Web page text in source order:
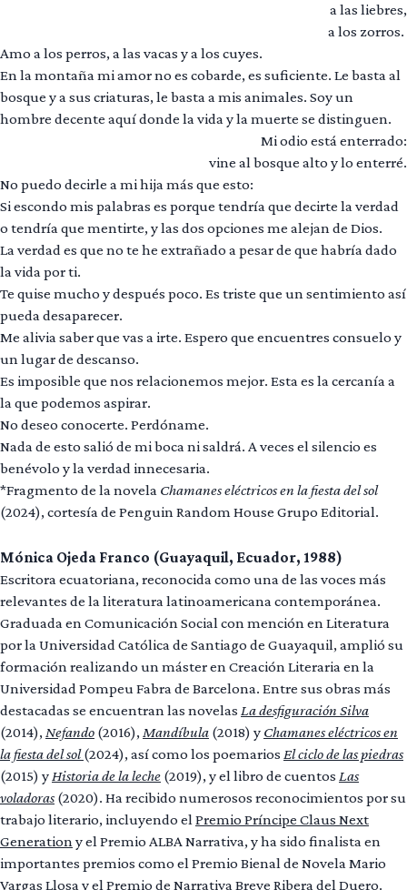
a las liebres,
a los zorros.
Amo a los perros, a las vacas y a los cuyes.
En la montaña mi amor no es cobarde, es suficiente. Le basta al
bosque y a sus criaturas, le basta a mis animales. Soy un
hombre decente aquí donde la vida y la muerte se distinguen.
Mi odio está enterrado:
vine al bosque alto y lo enterré.
No puedo decirle a mi hija más que esto:
Si escondo mis palabras es porque tendría que decirte la verdad
o tendría que mentirte, y las dos opciones me alejan de Dios.
La verdad es que no te he extrañado a pesar de que habría dado
la vida por ti.
Te quise mucho y después poco. Es triste que un sentimiento así
pueda desaparecer.
Me alivia saber que vas a irte. Espero que encuentres consuelo y
un lugar de descanso.
Es imposible que nos relacionemos mejor. Esta es la cercanía a
la que podemos aspirar.
No deseo conocerte. Perdóname.
Nada de esto salió de mi boca ni saldrá. A veces el silencio es
benévolo y la verdad innecesaria.
*Fragmento de la novela Chamanes eléctricos en la fiesta del sol
(2024), cortesía de Penguin Random House Grupo Editorial.
Mónica Ojeda Franco (Guayaquil, Ecuador, 1988)
Escritora ecuatoriana, reconocida como una de las voces más
relevantes de la literatura latinoamericana contemporánea.
Graduada en Comunicación Social con mención en Literatura
por la Universidad Católica de Santiago de Guayaquil, amplió su
formación realizando un máster en Creación Literaria en la
Universidad Pompeu Fabra de Barcelona. Entre sus obras más
destacadas se encuentran las novelas La desfiguración Silva
(2014), Nefando (2016), Mandíbula (2018) y Chamanes eléctricos en
la fiesta del sol (2024), así como los poemarios El ciclo de las piedras
(2015) yHistoria de la leche (2019), y el libro de cuentos Las
voladoras (2020). Ha recibido numerosos reconocimientos por su
trabajo literario, incluyendo elPremio Príncipe Claus Next
Generationy el Premio ALBA Narrativa, y ha sido finalista en
importantes premios como el Premio Bienal de Novela Mario
Vargas Llosa y el Premio de Narrativa Breve Ribera del Duero.